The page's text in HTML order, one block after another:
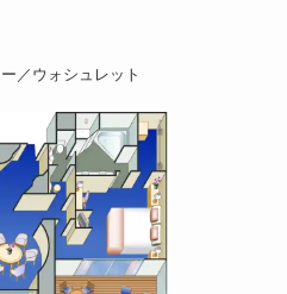
／ウォシュレット